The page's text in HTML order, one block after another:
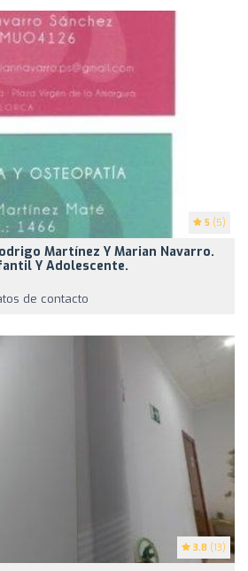
5 (5)
Martínez Y Marian Navarro.
Y Adolescente.
de contacto
3.8 (13)